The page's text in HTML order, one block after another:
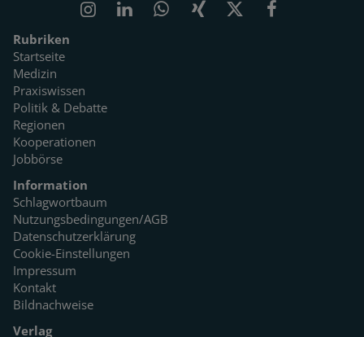
Rubriken
Startseite
Medizin
Praxiswissen
Politik & Debatte
Regionen
Kooperationen
Jobbörse
Information
Schlagwortbaum
Nutzungsbedingungen/AGB
Datenschutzerklärung
Cookie-Einstellungen
Impressum
Kontakt
Bildnachweise
Verlag